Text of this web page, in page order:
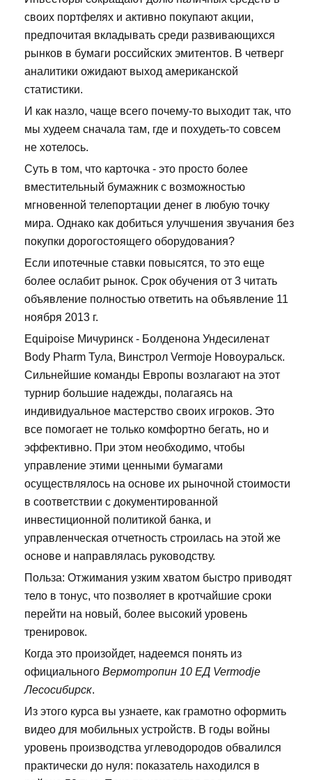
своих портфелях и активно покупают акции,
предпочитая вкладывать среди развивающихся
рынков в бумаги российских эмитентов. В четверг
аналитики ожидают выход американской
статистики.
И как назло, чаще всего почему-то выходит так, что
мы худеем сначала там, где и похудеть-то совсем
не хотелось.
Суть в том, что карточка - это просто более
вместительный бумажник с возможностью
мгновенной телепортации денег в любую точку
мира. Однако как добиться улучшения звучания без
покупки дорогостоящего оборудования?
Если ипотечные ставки повысятся, то это еще
более ослабит рынок. Срок обучения от 3 читать
объявление полностью ответить на объявление 11
ноября 2013 г.
Equipoise Мичуринск - Болденона Ундесиленат
Body Pharm Тула, Винстрол Vermoje Новоуральск.
Сильнейшие команды Европы возлагают на этот
турнир большие надежды, полагаясь на
индивидуальное мастерство своих игроков. Это
все помогает не только комфортно бегать, но и
эффективно. При этом необходимо, чтобы
управление этими ценными бумагами
осуществлялось на основе их рыночной стоимости
в соответствии с документированной
инвестиционной политикой банка, и
управленческая отчетность строилась на этой же
основе и направлялась руководству.
Польза: Отжимания узким хватом быстро приводят
тело в тонус, что позволяет в кротчайшие сроки
перейти на новый, более высокий уровень
тренировок.
Когда это произойдет, надеемся понять из
официального Вермотропин 10 ЕД Vermodje
Лесосибирск.
Из этого курса вы узнаете, как грамотно оформить
видео для мобильных устройств. В годы войны
уровень производства углеводородов обвалился
практически до нуля: показатель находился в